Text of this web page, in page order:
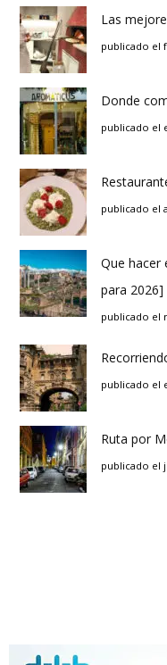
Las
publicado el
Donde
publicado el
publicado el
Que hacer
para 2026]
publicado el
publicado el
Ruta por
publicado el